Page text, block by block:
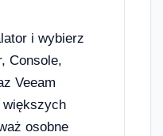
i wybierz
Console,
Veeam
większych
osobne